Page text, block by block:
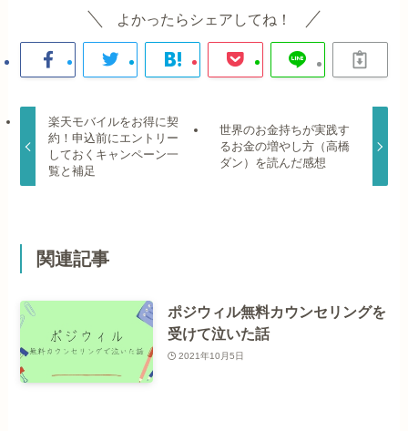
よかったらシェアしてね！
楽天モバイルをお得に契
約！申込前にエントリー
しておくキャンペーン一
覧と補足
世界のお金持ちが実践す
るお金の増やし方（高橋
ダン）を読んだ感想
関連記事
ポジウィル無料カウンセリングを
受けて泣いた話
2021年10月5日